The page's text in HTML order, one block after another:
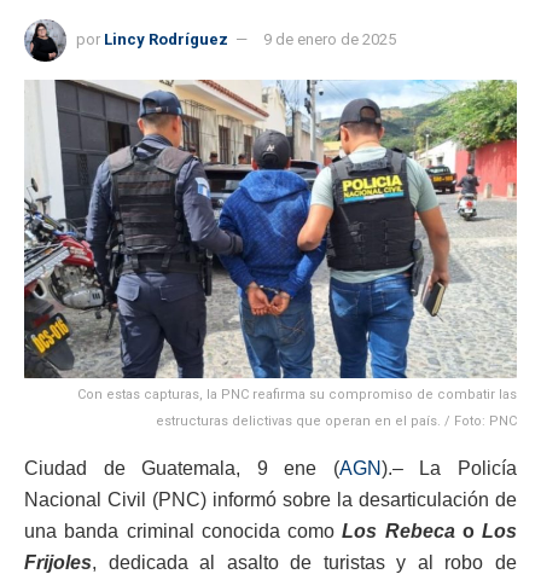
por Lincy Rodríguez 9 de enero de 2025
Con estas capturas, la PNC reafirma su compromiso de combatir las
estructuras delictivas que operan en el país. / Foto: PNC
Ciudad de Guatemala, 9 ene (AGN).– La Policía
Nacional Civil (PNC) informó sobre la desarticulación de
una banda criminal conocida comoLos Rebecao Los
Frijoles, dedicada al asalto de turistas y al robo de